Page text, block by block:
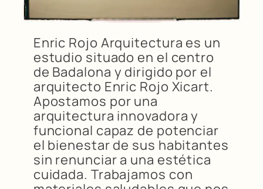
Enric Rojo Arquitectura es un
estudio situado en el centro
de Badalona y dirigido por el
arquitecto Enric Rojo Xicart.
Apostamos por una
arquitectura innovadora y
funcional capaz de potenciar
el bienestar de sus habitantes
sin renunciar a una estética
cuidada. Trabajamos con